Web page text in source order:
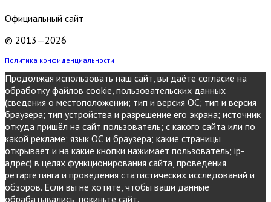
Официальный сайт
© 2013—2026
Политика конфиденциальности
Продолжая использовать наш сайт, вы даёте согласие на
обработку файлов cookie, пользовательских данных
(сведения о местоположении; тип и версия ОС; тип и версия
браузера; тип устройства и разрешение его экрана; источник
откуда пришёл на сайт пользователь; с какого сайта или по
какой рекламе; язык ОС и браузера; какие страницы
открывает и на какие кнопки нажимает пользователь; ip-
адрес) в целях функционирования сайта, проведения
ретаргетинга и проведения статистических исследований и
обзоров. Если вы не хотите, чтобы ваши данные
обрабатывались, покиньте сайт.